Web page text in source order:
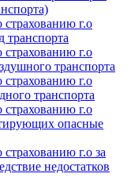
г.о
транспорта
г.о
транспорта
г.о
транспорта
г.о
опасные
г.о за
недостатков